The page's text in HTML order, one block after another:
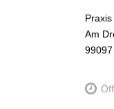
Am
99097